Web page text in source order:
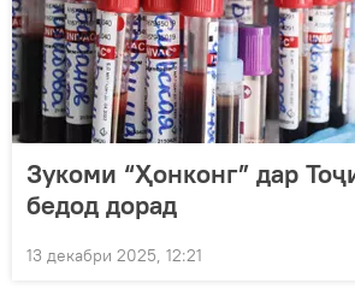
Зукоми “Ҳонконг” дар
бедод дорад
13 декабри 2025, 12:21